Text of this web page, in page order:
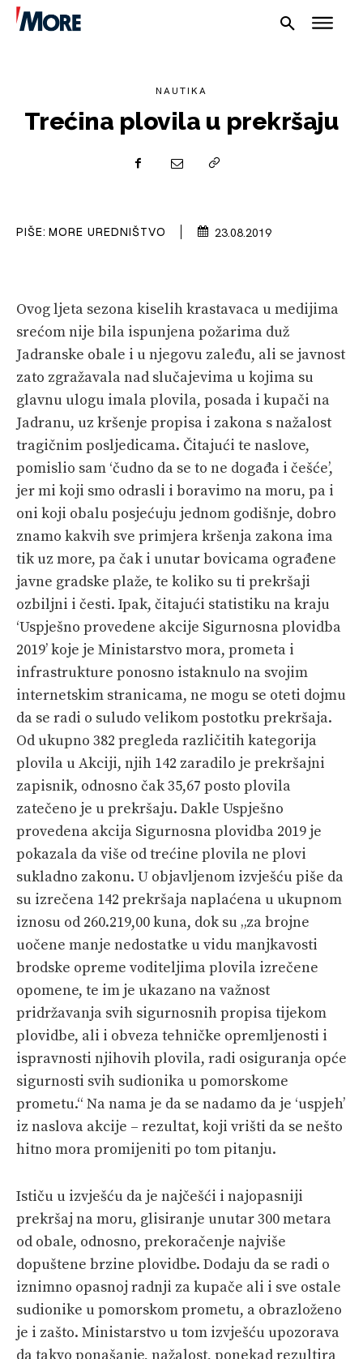
SPORT
PLOVIDBA
SPIZA
VELIKE PRIČE
PRETPLATA
SHOP
NAUTIKA
Trećina plovila u prekršaju
PIŠE: MORE UREDNIŠTVO 23.08.2019
Ovog ljeta sezona kiselih krastavaca u medijima
srećom nije bila ispunjena požarima duž
Jadranske obale i u njegovu zaleđu, ali se javnost
zato zgražavala nad slučajevima u kojima su
glavnu ulogu imala plovila, posada i kupači na
Jadranu, uz kršenje propisa i zakona s nažalost
tragičnim posljedicama. Čitajući te naslove,
pomislio sam ‘čudno da se to ne događa i češće’,
jer mi koji smo odrasli i boravimo na moru, pa i
oni koji obalu posjećuju jednom godišnje, dobro
znamo kakvih sve primjera kršenja zakona ima
tik uz more, pa čak i unutar bovicama ograđene
javne gradske plaže, te koliko su ti prekršaji
ozbiljni i česti. Ipak, čitajući statistiku na kraju
‘Uspješno provedene akcije Sigurnosna plovidba
2019’ koje je Ministarstvo mora, prometa i
infrastrukture ponosno istaknulo na svojim
internetskim stranicama, ne mogu se oteti dojmu
da se radi o suludo velikom postotku prekršaja.
Od ukupno 382 pregleda različitih kategorija
plovila u Akciji, njih 142 zaradilo je prekršajni
zapisnik, odnosno čak 35,67 posto plovila
zatečeno je u prekršaju. Dakle Uspješno
provedena akcija Sigurnosna plovidba 2019 je
pokazala da više od trećine plovila ne plovi
sukladno zakonu. U objavljenom izvješću piše da
su izrečena 142 prekršaja naplaćena u ukupnom
iznosu od 260.219,00 kuna, dok su „za brojne
uočene manje nedostatke u vidu manjkavosti
brodske opreme voditeljima plovila izrečene
opomene, te im je ukazano na važnost
pridržavanja svih sigurnosnih propisa tijekom
plovidbe, ali i obveza tehničke opremljenosti i
ispravnosti njihovih plovila, radi osiguranja opće
sigurnosti svih sudionika u pomorskome
prometu.“ Na nama je da se nadamo da je ‘uspjeh’
iz naslova akcije – rezultat, koji vrišti da se nešto
hitno mora promijeniti po tom pitanju.
Ističu u izvješću da je najčešći i najopasniji
prekršaj na moru, glisiranje unutar 300 metara
od obale, odnosno, prekoračenje najviše
dopuštene brzine plovidbe. Dodaju da se radi o
iznimno opasnoj radnji za kupače ali i sve ostale
sudionike u pomorskom prometu, a obrazloženo
je i zašto. Ministarstvo u tom izvješću upozorava
da takvo ponašanje, nažalost, ponekad rezultira